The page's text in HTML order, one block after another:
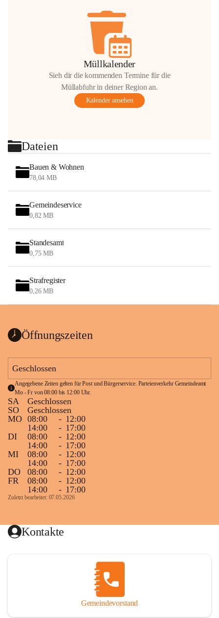
Müllkalender
Sieh dir die kommenden Termine für die
Müllabfuhr in deiner Region an.
Kalender ansehen
Dateien
Bauen & Wohnen
78,04 MB
Gemeindeservice
0,82 MB
Standesamt
0,75 MB
Strafregister
0,26 MB
Öffnungszeiten
Geschlossen
Angegebene Zeiten gelten für Post und Bürgerservice. Parteienverkehr Gemeindeamt
Mo - Fr von 08:00 bis 12:00 Uhr.
SA
Geschlossen
SO
Geschlossen
MO 08:00 - 12:00
14:00
- 17:00
DI
08:00 - 12:00
14:00
- 17:00
MI
08:00 - 12:00
14:00
- 17:00
DO
08:00 - 12:00
FR
08:00 - 12:00
14:00
- 17:00
Zuletzt bearbeitet: 07.05.2026
Kontakte
Gemeindevorstand